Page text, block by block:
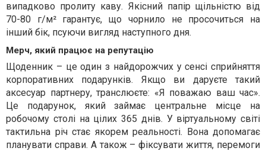
випадково пролиту каву. Якісний папір щільністю від
70-80 г/м² гарантує, що чорнило не просочиться на
інший бік, псуючи вигляд наступного дня.
Мерч, який працює на репутацію
Щоденник – це один з найдорожчих у сенсі сприйняття
корпоративних подарунків. Якщо ви даруєте такий
аксесуар партнеру, транслюєте: «Я поважаю ваш час».
Це подарунок, який займає центральне місце на
робочому столі на цілих 365 днів. У віртуальному світі
тактильна річ стає якорем реальності. Вона допомагає
планувати справи. А також – фіксувати життя, перемоги